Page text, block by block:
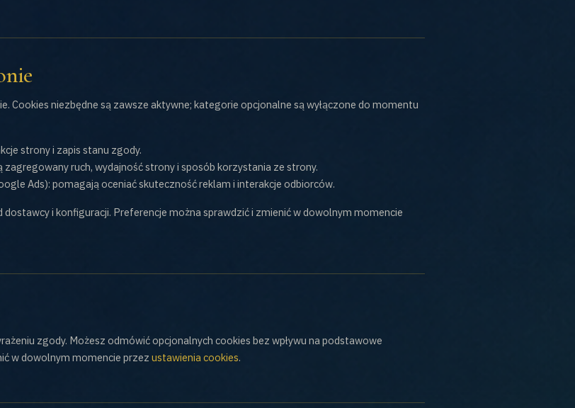
Cookies niezbędne są zawsze aktywne; kategorie opcjonalne są wyłączone do momentu
strony i zapis stanu zgody.
ruch, wydajność strony i sposób korzystania ze strony.
Ads): pomagają oceniać skuteczność reklam i interakcje odbiorców.
i konfiguracji. Preferencje można sprawdzić i zmienić w dowolnym momencie
zgody. Możesz odmówić opcjonalnych cookies bez wpływu na podstawowe
w dowolnym momencie przez ustawienia cookies.